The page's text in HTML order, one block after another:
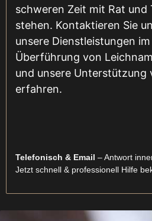
schweren Zeit mit Rat und
stehen. Kontaktieren Sie
unsere Dienstleistungen
Überführung von
und unsere Unterstützung
erfahren.
Telefonisch & Email – Antwort
Jetzt schnell & professionell Hilfe